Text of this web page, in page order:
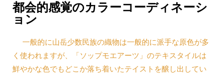
都会的感覚のカラーコーディネーシ
ョン
一般的に山岳少数民族の織物は一般的に派手な原色が多
く使われますが、「ソップモエアーツ」のテキスタイルは
鮮やかな色でもどこか落ち着いたテイストを醸し出してい